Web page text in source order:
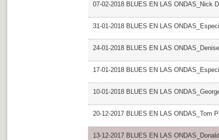
07-02-2018 BLUES EN LAS ONDAS_Nick
31-01-2018 BLUES EN LAS
24-01-2018 BLUES EN LAS
17-01-2018 BLUES EN LAS
10-01-2018 BLUES EN LAS
20-12-2017 BLUES EN LAS ONDAS_Tom
13-12-2017 BLUES EN LAS